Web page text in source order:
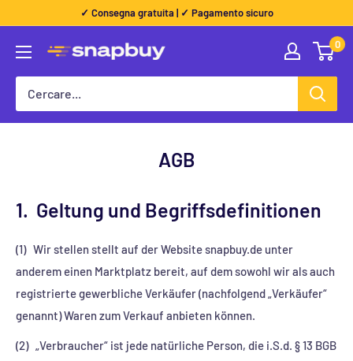
contenuto
✓ Consegna gratuita | ✓ Pagamento sicuro
Snapbuy
0
AGB
1. Geltung und Begriffsdefinitionen
(1) Wir stellen stellt auf der Website snapbuy.de unter
anderem einen Marktplatz bereit, auf dem sowohl wir als auch
registrierte gewerbliche Verkäufer (nachfolgend „Verkäufer“
genannt) Waren zum Verkauf anbieten können.
(2) „Verbraucher“ ist jede natürliche Person, die i.S.d. § 13 BGB